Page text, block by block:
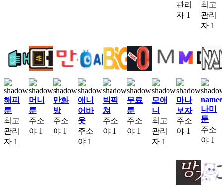
관리
자 1
최고
관리
자 1
해피
툰
최고
관리
자 1
머니
툰
주소
야 1
만화
방
주소
야 1
애니
어바
웃
주소
야 1
빅픽
쳐
주소
야 1
무료
툰
주소
야 1
모애
니
최고
관리
자 1
마나
보자
주소
야 1
나미
툰
주소
야 1